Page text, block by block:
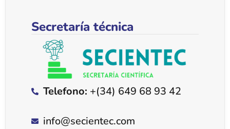
Secretaría técnica
Telefono: +(34) 649 68 93 42
info@secientec.com